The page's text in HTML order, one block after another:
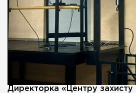
Директорка «Центру захисту